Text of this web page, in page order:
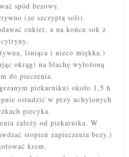
spód bezowy.
(ze szczyptą soli).
cukier, a na końcu sok z
cytryny.
lśniąca i nieco miękka.)
okrąg) na blachę wyłożoną
do pieczenia.
piekarniku) około 1,5 h
ostudzić w przy uchylonych
piecyka.
zależy od piekarnika. W
stopień zapieczenia bezy.)
krem.